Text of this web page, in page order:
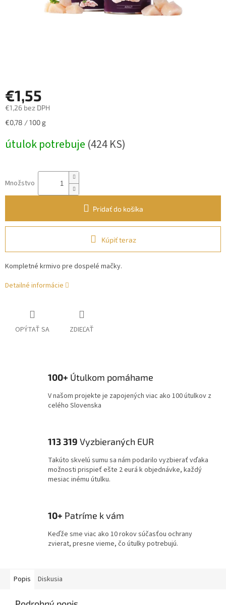
€1,55
€1,26 bez DPH
Jednotková
€0,78 / 100 g
útulok potrebuje (424 KS)
Množstvo
Pridať do košíka
Kúpiť teraz
Kompletné krmivo pre dospelé mačky.
Detailné informácie
OPÝTAŤ SA ZDIEĽAŤ
100+ Útulkom pomáhame
V našom projekte je zapojených viac ako 100 útulkov z
celého Slovenska
113 319 Vyzbieraných EUR
Takúto skvelú sumu sa nám podarilo vyzbierať vďaka
možnosti prispieť ešte 2 eurá k objednávke, každý
mesiac inému útulku.
10+ Patríme k vám
Keďže sme viac ako 10 rokov súčasťou ochrany
zvierat, presne vieme, čo útulky potrebujú.
Popis Diskusia